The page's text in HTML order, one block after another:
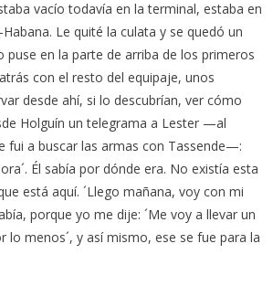
vacío todavía en la terminal, estaba en
Le quité la culata y se quedó un
puse en la parte de arriba de los primeros
con el resto del equipaje, unos
desde ahí, si lo descubrían, ver cómo
Holguín un telegrama a Lester —al
fui a buscar las armas con Tassende—:
Él sabía por dónde era. No existía esta
está aquí. ´Llego mañana, voy con mi
porque yo me dije: ´Me voy a llevar un
lo menos´, y así mismo, ese se fue para la